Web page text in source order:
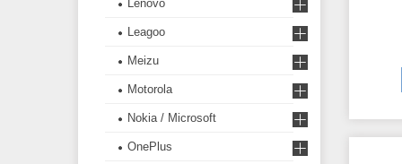
Lenovo
Leagoo
Meizu
Motorola
Nokia / Microsoft
OnePlus